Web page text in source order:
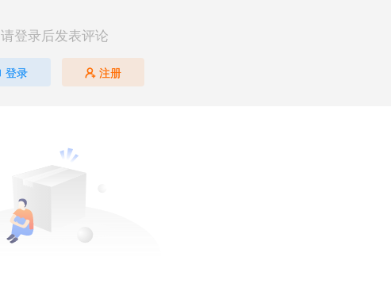
请登录后发表评论
登录 注册